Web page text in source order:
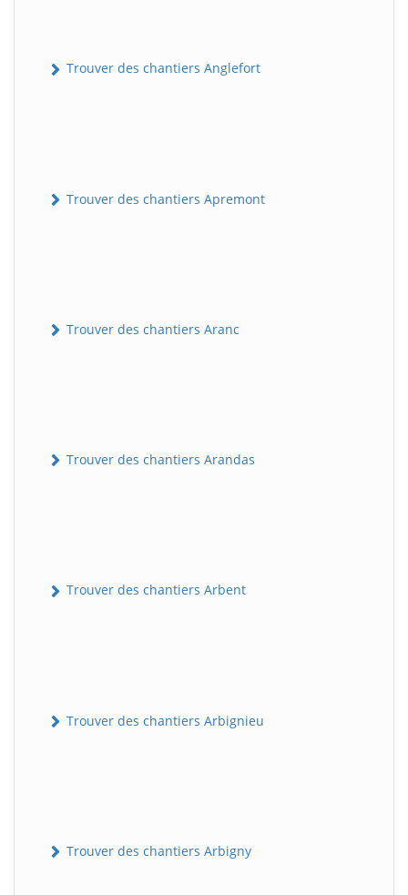
Trouver des chantiers Anglefort
Trouver des chantiers Apremont
Trouver des chantiers Aranc
Trouver des chantiers Arandas
Trouver des chantiers Arbent
Trouver des chantiers Arbignieu
Trouver des chantiers Arbigny